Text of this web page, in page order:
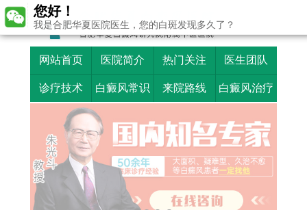
网站首页 医院简介 热门关注 医生团队
诊疗技术 白癜风常识 来院路线 白癜风治疗
您好！
我是合肥华夏医院医生，您的白斑发现多久了？